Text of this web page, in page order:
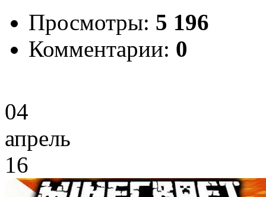
Просмотры: 5 196
Комментарии: 0
04
апрель
16